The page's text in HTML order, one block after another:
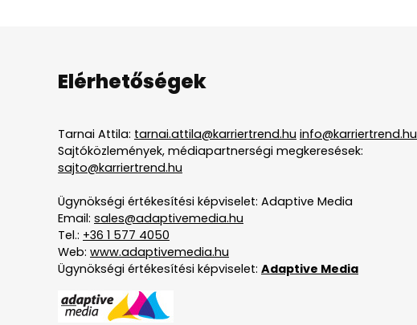
Elérhetőségek
Tarnai Attila: tarnai.attila@karriertrend.hu info@karriertrend.hu
Sajtóközlemények, médiapartnerségi megkeresések:
sajto@karriertrend.hu
Ügynökségi értékesítési képviselet: Adaptive Media
Email: sales@adaptivemedia.hu
Tel.: +36 1 577 4050
Web: www.adaptivemedia.hu
Ügynökségi értékesítési képviselet: Adaptive Media